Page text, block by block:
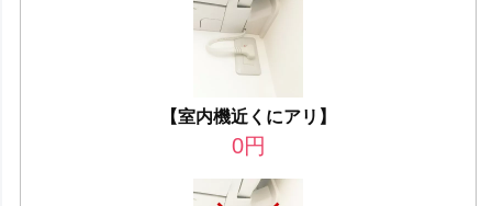
【室内機近くにアリ】
0円